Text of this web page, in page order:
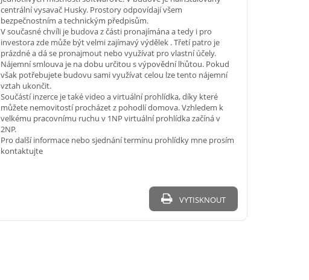
centrální vysavač Husky. Prostory odpovídají všem
bezpečnostním a technickým předpisům.
V současné chvíli je budova z části pronajímána a tedy i pro
investora zde může být velmi zajímavý výdělek . Třetí patro je
prázdné a dá se pronajmout nebo využívat pro vlastní účely.
Nájemní smlouva je na dobu určitou s výpovědní lhůtou. Pokud
však potřebujete budovu sami využívat celou lze tento nájemní
vztah ukončit.
Součástí inzerce je také video a virtuální prohlídka, díky které
můžete nemovitostí procházet z pohodlí domova. Vzhledem k
velkému pracovnímu ruchu v 1NP virtuální prohlídka začíná v
2NP.
Pro další informace nebo sjednání termínu prohlídky mne prosím
kontaktujte
VYTISKNOUT